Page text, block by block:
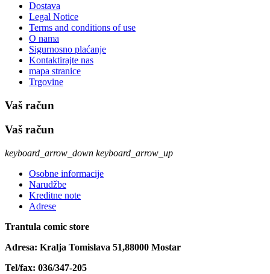
Dostava
Legal Notice
Terms and conditions of use
O nama
Sigurnosno plaćanje
Kontaktirajte nas
mapa stranice
Trgovine
Vaš račun
Vaš račun
keyboard_arrow_down keyboard_arrow_up
Osobne informacije
Narudžbe
Kreditne note
Adrese
Trantula comic store
Adresa: Kralja Tomislava 51,88000 Mostar
Tel/fax: 036/347-205